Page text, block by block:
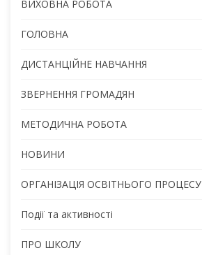
ВИХОВНА РОБОТА
ГОЛОВНА
ДИСТАНЦІЙНЕ НАВЧАННЯ
ЗВЕРНЕННЯ ГРОМАДЯН
МЕТОДИЧНА РОБОТА
НОВИНИ
ОРГАНІЗАЦІЯ ОСВІТНЬОГО ПРОЦЕСУ
Події та активності
ПРО ШКОЛУ